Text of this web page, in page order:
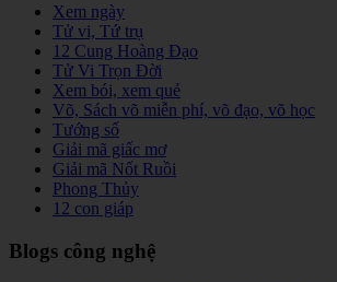
Xem ngày
Tử vi, Tứ trụ
12 Cung Hoàng Đạo
Tử Vi Trọn Đời
Xem bói, xem quẻ
Võ, Sách võ miễn phí, võ đạo, võ học
Tướng số
Giải mã giấc mơ
Giải mã Nốt Ruồi
Phong Thủy
12 con giáp
Blogs công nghệ